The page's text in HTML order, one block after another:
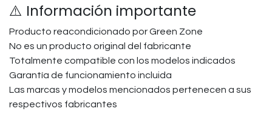
⚠️ Información importante
Producto reacondicionado por Green Zone
No es un producto original del fabricante
Totalmente compatible con los modelos indicados
Garantía de funcionamiento incluida
Las marcas y modelos mencionados pertenecen a sus
respectivos fabricantes